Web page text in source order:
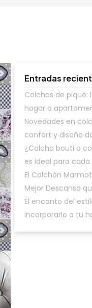
Entradas
Colchas de
hogar o
Novedades en
confort y diseño
¿Colcha bouti o
es ideal para
El Colchón
Mejor Descanso
El encanto del
incorporarlo a tu